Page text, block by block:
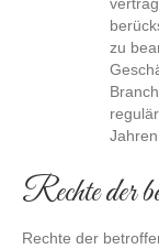
zu
Rechte der
Rechte der